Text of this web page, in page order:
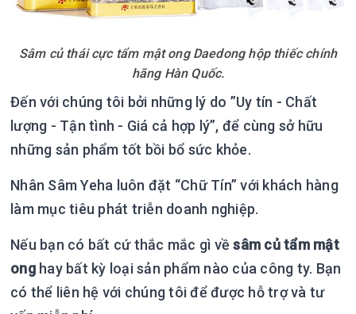
Sâm củ thái cực tẩm mật ong Daedong hộp thiếc chính
hãng Hàn Quốc.
Đến với chúng tôi bởi những lý do ”Uy tín - Chất
lượng - Tận tình - Giá cả hợp lý”, để cùng sở hữu
những sản phẩm tốt bồi bổ sức khỏe.
Nhân Sâm Yeha luôn đặt “Chữ Tín” với khách hàng
làm mục tiêu phát triễn doanh nghiệp.
Nếu bạn có bất cứ thắc mắc gì về sâm củ tẩm mật
onghay bất kỳ loại sản phẩm nào của công ty. Bạn
có thể liên hệ với chúng tôi để được hỗ trợ và tư